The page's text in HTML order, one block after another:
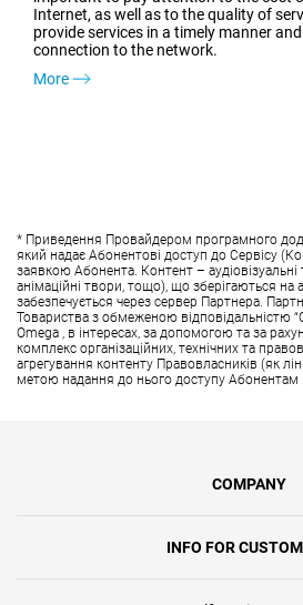
Internet, as well as to the quality of
provide services in a timely manner
connection to the network.
More
* Приведення Провайдером програмного
який надає Абонентові доступ до Сервісу
заявкою Абонента. Контент – аудіовізуальні
анімаційні твори, тощо), що зберігаються на
забезпечується через сервер Партнера.
Товариства з обмеженою відповідальністю
Omega , в інтересах, за допомогою та за
комплекс організаційних, технічних та
агрегування контенту Правовласників (як
метою надання до нього доступу Абонентам
COMPANY
INFO FOR